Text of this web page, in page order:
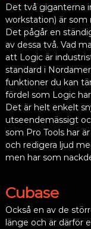
Det två giganterna
workstation) är som
Det pågår en
av dessa två. Vad
att Logic är
standard i
funktioner du kan
fördel som Logic
Det är helt enkelt
utseendemässigt
som Pro Tools har
och redigera ljud
men har som
Cubase
Också en av de
länge och är därför